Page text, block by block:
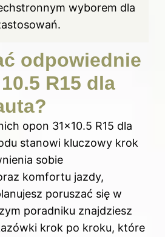
wyborem dla
odpowiednie
R15 dla
opon 31×10.5 R15 dla
stanowi kluczowy krok
sobie
komfortu jazdy,
poruszać się w
poradniku znajdziesz
krok po kroku, które